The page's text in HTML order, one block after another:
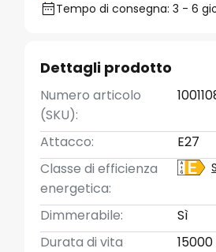
Tempo di consegna: 3 - 6
Dettagli prodotto
Numero articolo
(SKU):
Attacco:
E27
Classe di efficienza
energetica:
Dimmerabile:
Sì
Durata di vita